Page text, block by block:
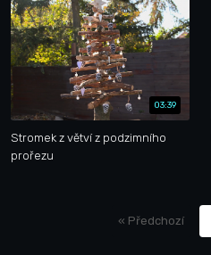
03:39
Stromek z větví z podzimního
prořezu
« Předchozí